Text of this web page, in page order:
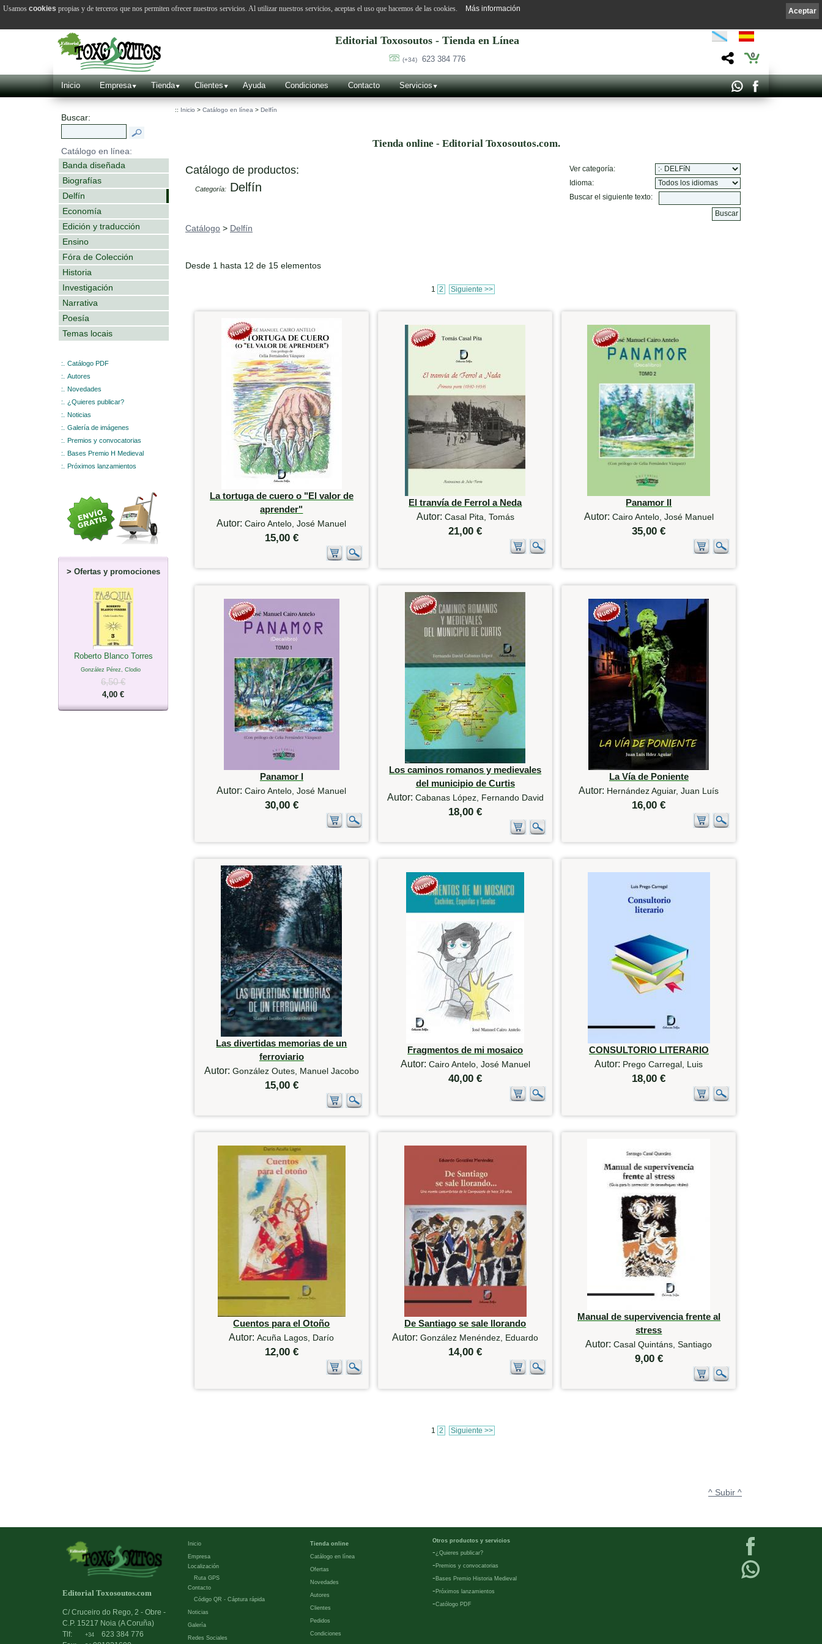
Editorial Toxosoutos - Tienda en Línea
(+34) 623 384 776 0
Inicio Empresa Tienda Clientes Ayuda Condiciones Contacto Servicios
Buscar:
Catálogo en línea:
Banda diseñada
Biografías
Delfín
Economía
Edición y traducción
Ensino
Fóra de Colección
Historia
Investigación
Narrativa
Poesía
Temas locais
:.
Catálogo PDF
:.
Autores
:.
Novedades
:.
¿Quieres publicar?
:.
Noticias
:.
Galería de imágenes
:.
Premios y convocatorias
:.
Bases Premio H Medieval
:.
Próximos lanzamientos
> Ofertas y promociones
Roberto Blanco Torres
González Pérez, Clodio
6,50 €
4,00 €
:: Inicio > Catálogo en línea > Delfín
Tienda online - Editorial Toxosoutos.com.
Catálogo de productos:
Categoría: Delfín
Ver categoría:
Idioma:
Buscar el siguiente texto:
Catálogo > Delfín
Desde 1 hasta 12 de 15 elementos
1 2 Siguiente >>
La tortuga de cuero o "El valor de
aprender"
Autor:Cairo Antelo, José Manuel
15,00 €
El tranvía de Ferrol a Neda
Autor: Casal Pita, Tomás
21,00 €
Panamor II
Autor: Cairo Antelo, José Manuel
35,00 €
Panamor I
Autor:Cairo Antelo, José Manuel
30,00 €
Los caminos romanos y medievales
del municipio de Curtis
Autor: Cabanas López, Fernando David
18,00 €
La Vía de Poniente
Autor: Hernández Aguiar, Juan Luís
16,00 €
Las divertidas memorias de un
ferroviario
Autor: González Outes, Manuel Jacobo
15,00 €
Fragmentos de mi mosaico
Autor: Cairo Antelo, José Manuel
40,00 €
CONSULTORIO LITERARIO
Autor: Prego Carregal, Luis
18,00 €
Cuentos para el Otoño
Autor:Acuña Lagos, Darío
12,00 €
De Santiago se sale llorando
Autor:González Menéndez, Eduardo
14,00 €
Manual de supervivencia frente al
stress
Autor:Casal Quintáns, Santiago
9,00 €
1 2 Siguiente >>
^ Subir ^
Editorial Toxosoutos.com
C/ Cruceiro do Rego, 2 - Obre -
C.P. 15217 Noia (A Coruña)
Tlf:
+34
623 384 776
Inicio
Empresa
Localización
Ruta GPS
Contacto
Código QR - Cáptura rápida
Noticias
Galería
Redes Sociales
Tienda online
Catálogo en línea
Ofertas
Novedades
Autores
Clientes
Pedidos
Condiciones
Otros productos y servicios
-¿Quieres publicar?
- Premios y convocatorias
- Bases Premio Historia Medieval
- Próximos lanzamientos
-Católogo PDF
Aceptar
Usamos cookies propias y de terceros que nos permiten ofrecer nuestros servicios. Al utilizar nuestros servicios, aceptas el uso que hacemos de las cookies. Más información